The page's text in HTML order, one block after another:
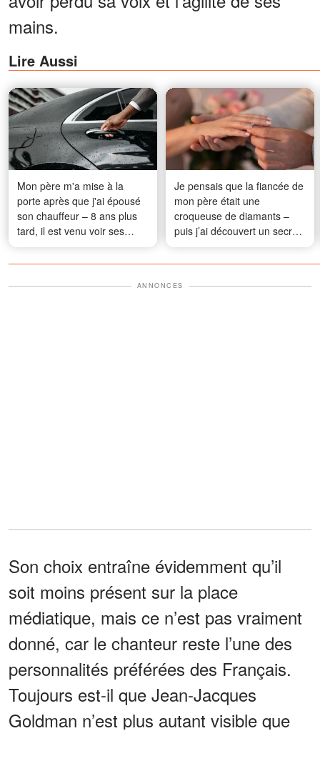
mains.
Lire Aussi
Mon père m'a mise à la
porte après que j'ai épousé
son chauffeur – 8 ans plus
tard, il est venu voir ses
petits-enfants pour la
première fois et s'est écrié :
? »
Je pensais que la fiancée de
mon père était une
croqueuse de diamants –
puis j’ai découvert un secret
qui a tout changé
ANNONCES
Son choix entraîne évidemment qu’il
soit moins présent sur la place
médiatique, mais ce n’est pas vraiment
donné, car le chanteur reste l’une des
personnalités préférées des Français.
Toujours est-il que Jean-Jacques
Goldman n’est plus autant visible que